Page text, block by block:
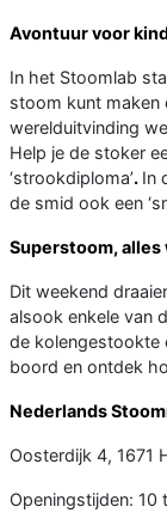
Avontuur voor
In het Stoomlab
stoom kunt maken
werelduitvinding
Help je de stoker
‘strookdiploma’. In
de smid ook een
Superstoom, alles
Dit weekend
alsook enkele van
de kolengestookte
boord en ontdek
Nederlands
Oosterdijk 4, 1671
Openingstijden: 10